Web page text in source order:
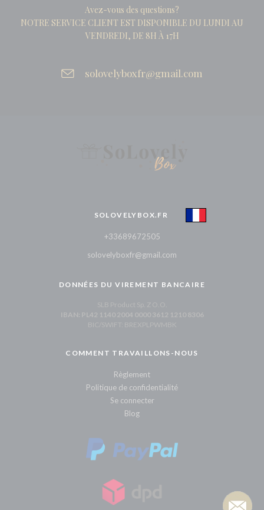
Avez-vous des questions?
NOTRE SERVICE CLIENT EST DISPONIBLE DU LUNDI AU
VENDREDI, DE 8H À 17H
solovelyboxfr@gmail.com
SOLOVELYBOX.FR
+33689672505
solovelyboxfr@gmail.com
DONNÉES DU VIREMENT BANCAIRE
SLB Product Sp. Z O.O.
IBAN: PL42 1140 2004 0000 3612 1210 8306
BIC/SWIFT: BREXPLPWMBK
COMMENT TRAVAILLONS-NOUS
Règlement
Politique de confidentialité
Se connecter
Blog